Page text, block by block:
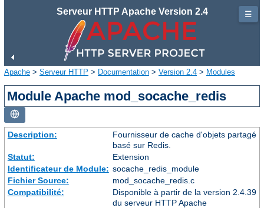
Serveur HTTP Apache Version 2.4
Apache > Serveur HTTP > Documentation > Version 2.4 > Modules
Module Apache mod_socache_redis
Description:
Fournisseur de cache d'objets partagé
basé sur Redis.
Statut:
Extension
Identificateur de Module: socache_redis_module
Fichier Source:
mod_socache_redis.c
Compatibilité:
Disponible à partir de la version 2.4.39
du serveur HTTP Apache
☰